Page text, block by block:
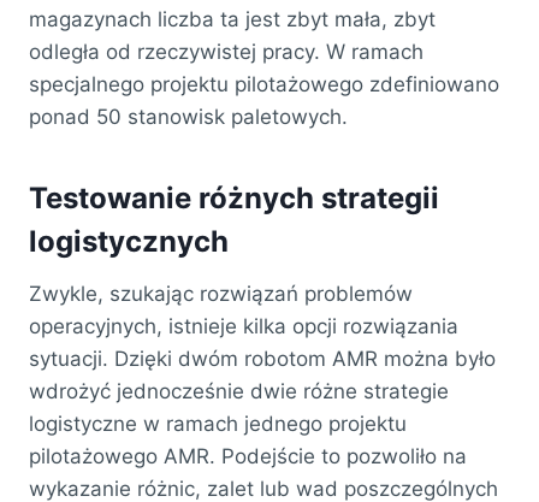
magazynach liczba ta jest zbyt mała, zbyt
odległa od rzeczywistej pracy. W ramach
specjalnego projektu pilotażowego zdefiniowano
ponad 50 stanowisk paletowych.
Testowanie różnych strategii
logistycznych
Zwykle, szukając rozwiązań problemów
operacyjnych, istnieje kilka opcji rozwiązania
sytuacji. Dzięki dwóm robotom AMR można było
wdrożyć jednocześnie dwie różne strategie
logistyczne w ramach jednego projektu
pilotażowego AMR. Podejście to pozwoliło na
wykazanie różnic, zalet lub wad poszczególnych